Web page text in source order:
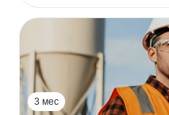
3 мес